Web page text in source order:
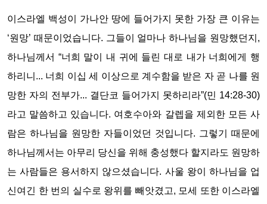
이스라엘 백성이 가나안 땅에 들어가지 못한 가장 큰 이유는
‘원망’ 때문이었습니다. 그들이 얼마나 하나님을 원망했던지,
하나님께서 “너희 말이 내 귀에 들린 대로 내가 너희에게 행
하리니... 너희 이십 세 이상으로 계수함을 받은 자 곧 나를 원
망한 자의 전부가... 결단코 들어가지 못하리라”(민 14:28-30)
라고 말씀하고 있습니다. 여호수아와 갈렙을 제외한 모든 사
람은 하나님을 원망한 자들이었던 것입니다. 그렇기 때문에
하나님께서는 아무리 당신을 위해 충성했다 할지라도 원망하
는 사람들은 용서하지 않으셨습니다. 사울 왕이 하나님을 업
신여긴 한 번의 실수로 왕위를 빼앗겼고, 모세 또한 이스라엘